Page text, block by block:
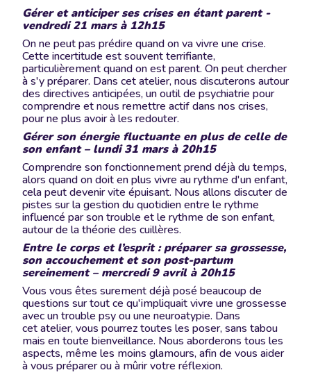
Gérer et anticiper ses crises en étant parent -
vendredi 21 mars à 12h15
On ne peut pas prédire quand on va vivre une crise.
Cette incertitude est souvent terrifiante,
particulièrement quand on est parent. On peut chercher
à s'y préparer. Dans cet atelier, nous discuterons autour
des directives anticipées, un outil de psychiatrie pour
comprendre et nous remettre actif dans nos crises,
pour ne plus avoir à les redouter.
Gérer son énergie fluctuante en plus de celle de
son enfant – lundi 31 mars à 20h15
Comprendre son fonctionnement prend déjà du temps,
alors quand on doit en plus vivre au rythme d'un enfant,
cela peut devenir vite épuisant. Nous allons discuter de
pistes sur la gestion du quotidien entre le rythme
influencé par son trouble et le rythme de son enfant,
autour de la théorie des cuillères.
Entre le corps et l’esprit : préparer sa grossesse,
son accouchement et son post-partum
sereinement – mercredi 9 avril à 20h15
Vous vous êtes surement déjà posé beaucoup de
questions sur tout ce qu'impliquait vivre une grossesse
avec un trouble psy ou une neuroatypie. Dans
cet atelier, vous pourrez toutes les poser, sans tabou
mais en toute bienveillance. Nous aborderons tous les
aspects, même les moins glamours, afin de vous aider
à vous préparer ou à mûrir votre réflexion.